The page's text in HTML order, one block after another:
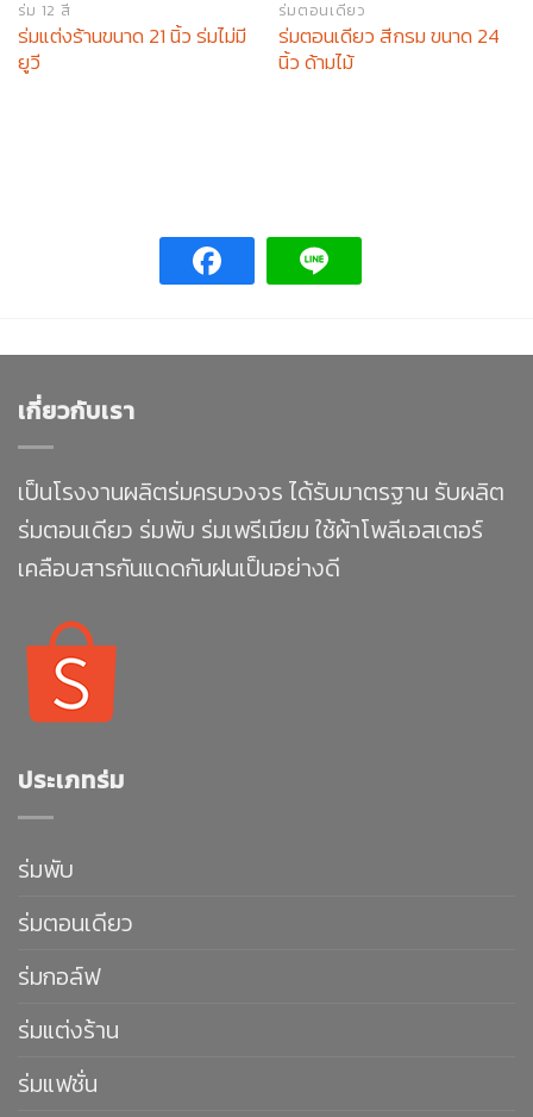
ร่ม 12 สี
ร่มแต่งร้านขนาด 21 นิ้ว ร่มไม่มี
ยูวี
ร่มตอนเดียว
ร่มตอนเดียว สีกรม ขนาด 24
นิ้ว ด้ามไม้
เกี่ยวกับเรา
เป็นโรงงานผลิตร่มครบวงจร ได้รับมาตรฐาน รับผลิต
ร่มตอนเดียว ร่มพับ ร่มเพรีเมียม ใช้ผ้าโพลีเอสเตอร์
เคลือบสารกันแดดกันฝนเป็นอย่างดี
ประเภทร่ม
ร่มพับ
ร่มตอนเดียว
ร่มกอล์ฟ
ร่มแต่งร้าน
ร่มแฟชั่น